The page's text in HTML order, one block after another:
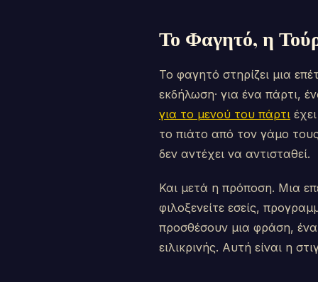
Το Φαγητό, η
Το φαγητό στηρίζει μια
εκδήλωση· για ένα πάρτι,
για το μενού του πάρτι
το πιάτο από τον γάμο
δεν αντέχει να αντισταθεί.
Και μετά η πρόποση. Μια
φιλοξενείτε εσείς,
προσθέσουν μια φράση, ένα
ειλικρινής. Αυτή είναι η